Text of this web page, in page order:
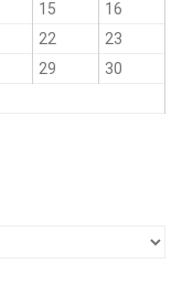
15
16
22
23
29
30